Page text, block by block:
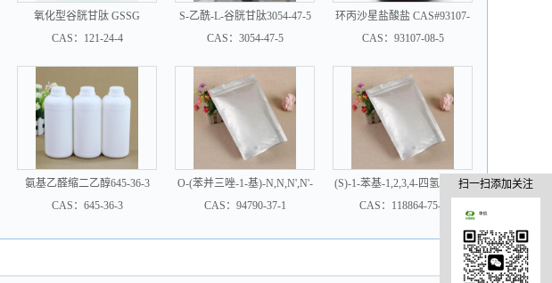
氧化型谷胱甘肽 GSSG
CAS：121-24-4
S-乙酰-L-谷胱甘肽3054-47-5
CAS：3054-47-5
环丙沙星盐酸盐 CAS#93107-
08-5
CAS：93107-08-5
氨基乙醛缩二乙醇645-36-3
CAS：645-36-3
O-(苯并三唑-1-基)-N,N,N',N'-
四甲基脲六氟磷酸酯94790-
CAS：94790-37-1
(S)-1-苯基-1,2,3,4-四氢异喹啉
118864-75-8
CAS：118864-75-8
扫一扫添加关注